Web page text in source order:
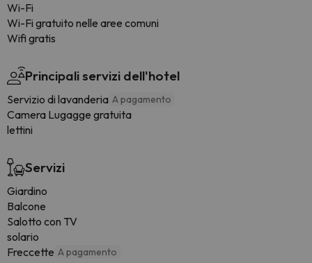
Wi-Fi
Wi-Fi gratuito nelle aree comuni
Wifi gratis
Principali servizi dell'hotel
Servizio di lavanderia A pagamento
Camera Lugagge gratuita
lettini
Servizi
Giardino
Balcone
Salotto con TV
solario
Freccette A pagamento